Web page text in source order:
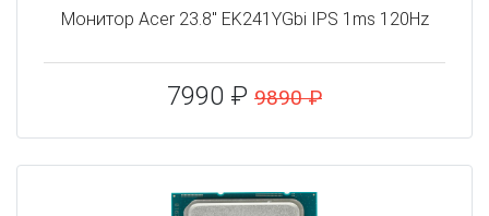
Монитор Acer 23.8" EK241YGbi IPS 1ms 120Hz
7990 ₽ 9890 ₽